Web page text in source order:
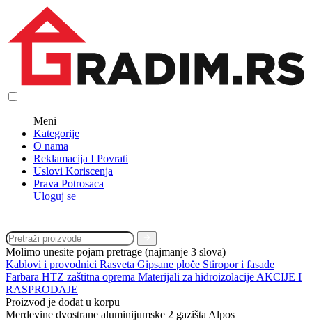
Meni
Kategorije
O nama
Reklamacija I Povrati
Uslovi Koriscenja
Prava Potrosaca
Uloguj se
Molimo unesite pojam pretrage (najmanje 3 slova)
Kablovi i provodnici Rasveta Gipsane ploče Stiropor i fasade
Farbara HTZ zaštitna oprema Materijali za hidroizolacije AKCIJE I
RASPRODAJE
Proizvod je dodat u korpu
Merdevine dvostrane aluminijumske 2 gazišta Alpos